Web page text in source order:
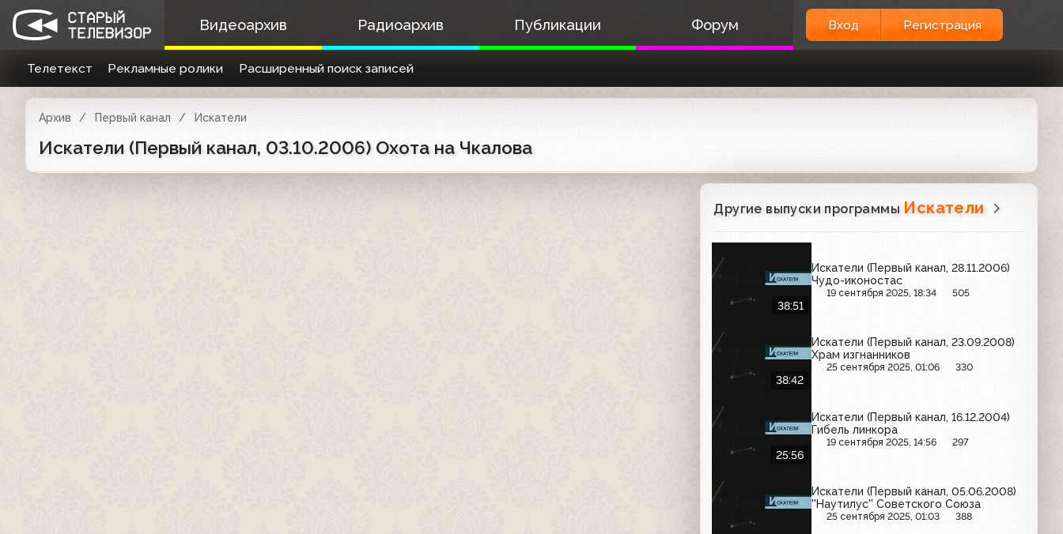
Видеоархив Радиоархив Публикации Форум Вход Регистрация
Телетекст Рекламные ролики Расширенный поиск записей
Архив Первый канал Искатели
Искатели (Первый канал, 03.10.2006) Охота на Чкалова
Другие выпуски программы Искатели
38:51
Искатели (Первый канал, 28.11.2006)
Чудо-иконостас
19 сентября 2025, 18:34 505
38:42
Искатели (Первый канал, 23.09.2008)
Храм изгнанников
25 сентября 2025, 01:06 330
25:56
Искатели (Первый канал, 16.12.2004)
Гибель линкора
19 сентября 2025, 14:56 297
Искатели (Первый канал, 05.06.2008)
''Наутилус'' Советского Союза
25 сентября 2025, 01:03 388